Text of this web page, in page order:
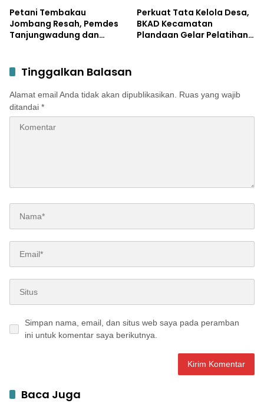
Petani Tembakau
Jombang Resah, Pemdes
Tanjungwadung dan
Perkuat Tata Kelola Desa,
BKAD Kecamatan
Plandaan Gelar Pelatihan
Tinggalkan Balasan
Alamat email Anda tidak akan dipublikasikan.
Ruas yang wajib
ditandai *
Simpan nama, email, dan situs web saya pada peramban
ini untuk komentar saya berikutnya.
Baca Juga